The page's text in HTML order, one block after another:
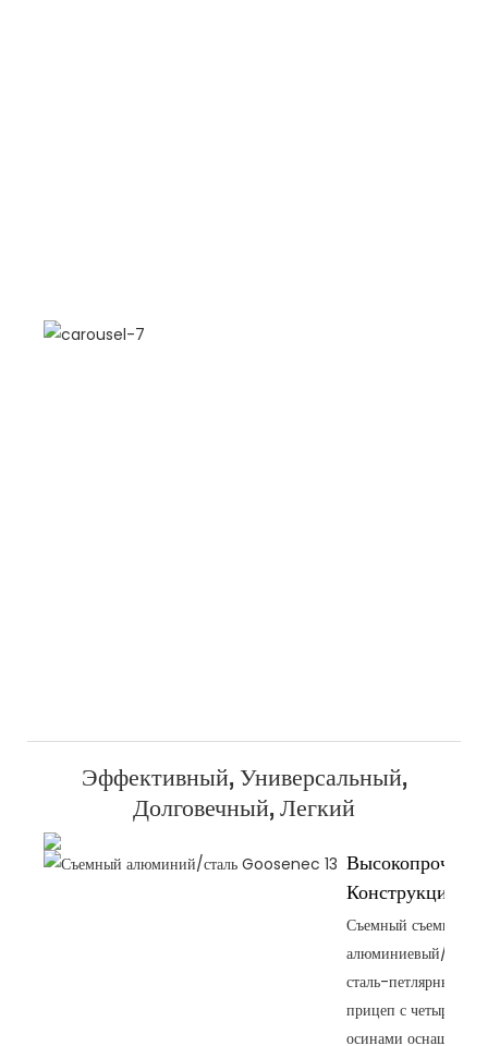
Эффективный, Универсальный,
Долговечный, Легкий
Высокопрочная
Конструкция
Съемный съемный
алюминиевый/
сталь-петлярный
прицеп с четырьмя
осинами оснащен